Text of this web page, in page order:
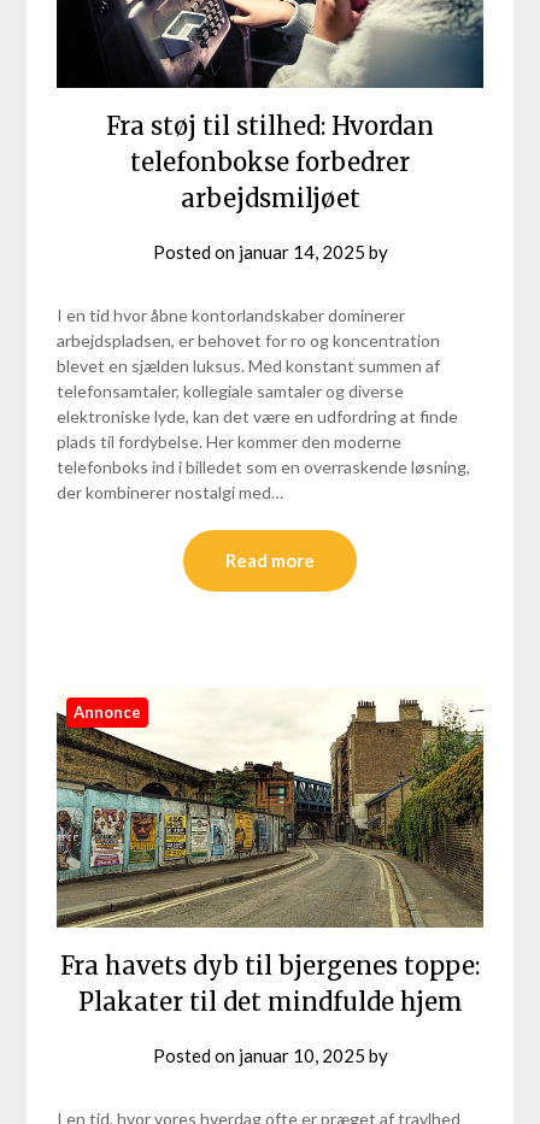
Fra støj til stilhed: Hvordan
telefonbokse forbedrer
arbejdsmiljøet
Posted on januar 14, 2025 by
I en tid hvor åbne kontorlandskaber dominerer
arbejdspladsen, er behovet for ro og koncentration
blevet en sjælden luksus. Med konstant summen af
telefonsamtaler, kollegiale samtaler og diverse
elektroniske lyde, kan det være en udfordring at finde
plads til fordybelse. Her kommer den moderne
telefonboks ind i billedet som en overraskende løsning,
der kombinerer nostalgi med…
Read more
Annonce
Fra havets dyb til bjergenes toppe:
Plakater til det mindfulde hjem
Posted on januar 10, 2025 by
I en tid, hvor vores hverdag ofte er præget af travlhed